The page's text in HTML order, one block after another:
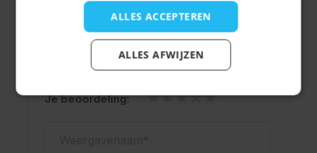
Schrijf een review
Je beoordeling:
ALLES ACCEPTEREN
ALLES AFWIJZEN